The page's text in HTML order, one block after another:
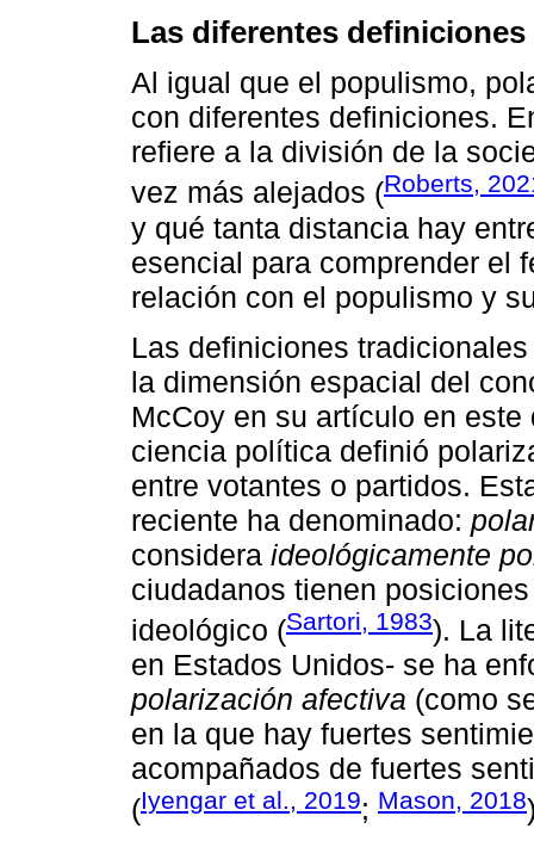
Las diferentes
Al igual que el populismo,
con diferentes definiciones.
refiere a la división de la
vez más alejados (Roberts,
y qué tanta distancia hay
esencial para comprender el
relación con el populismo y
Las definiciones
la dimensión espacial del
McCoy en su artículo en
ciencia política definió
entre votantes o partidos.
reciente ha denominado:
considera ideológicamente
ciudadanos tienen
ideológico (Sartori, 1983). La
en Estados Unidos- se ha
polarización afectiva (como
en la que hay fuertes
acompañados de fuertes
(Iyengar et al., 2019; Mason, 2018